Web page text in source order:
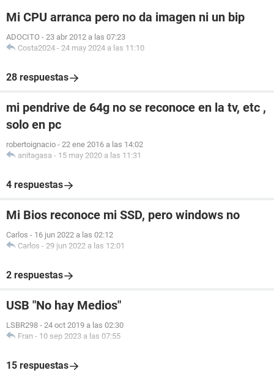
Mi CPU arranca pero no da imagen ni un bip
ADOCITO - 23 abr 2012 a las 07:23
Costa2024 - 24 may 2024 a las 11:10
28 respuestas
mi pendrive de 64g no se reconoce en la tv, etc ,
solo en pc
robertoignacio - 22 ene 2016 a las 14:02
anitagasa - 15 may 2020 a las 11:31
4 respuestas
Mi Bios reconoce mi SSD, pero windows no
Carlos - 16 jun 2022 a las 02:12
Carlos - 29 jun 2022 a las 12:01
2 respuestas
USB "No hay Medios"
LSBR298 - 24 oct 2019 a las 02:30
Fran - 10 sep 2023 a las 07:55
15 respuestas